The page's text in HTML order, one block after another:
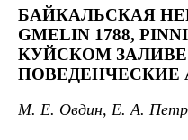
БАЙКАЛЬСКАЯ
GMELIN 1788,
КУЙСКОМ ЗАЛИВЕ
ПОВЕДЕНЧЕСКИЕ
М. Е. Овдин, Е. А.